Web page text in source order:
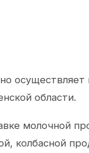
осуществляет
области.
молочной
колбасной